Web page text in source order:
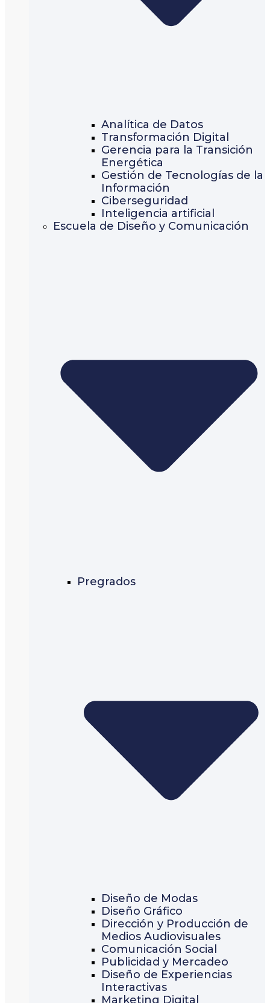
Analítica de Datos
Transformación Digital
Gerencia para la Transición
Energética
Gestión de Tecnologías de la
Información
Ciberseguridad
Inteligencia artificial
Escuela de Diseño y Comunicación
Pregrados
Diseño de Modas
Diseño Gráfico
Dirección y Producción de
Medios Audiovisuales
Comunicación Social
Publicidad y Mercadeo
Diseño de Experiencias
Interactivas
Marketing Digital